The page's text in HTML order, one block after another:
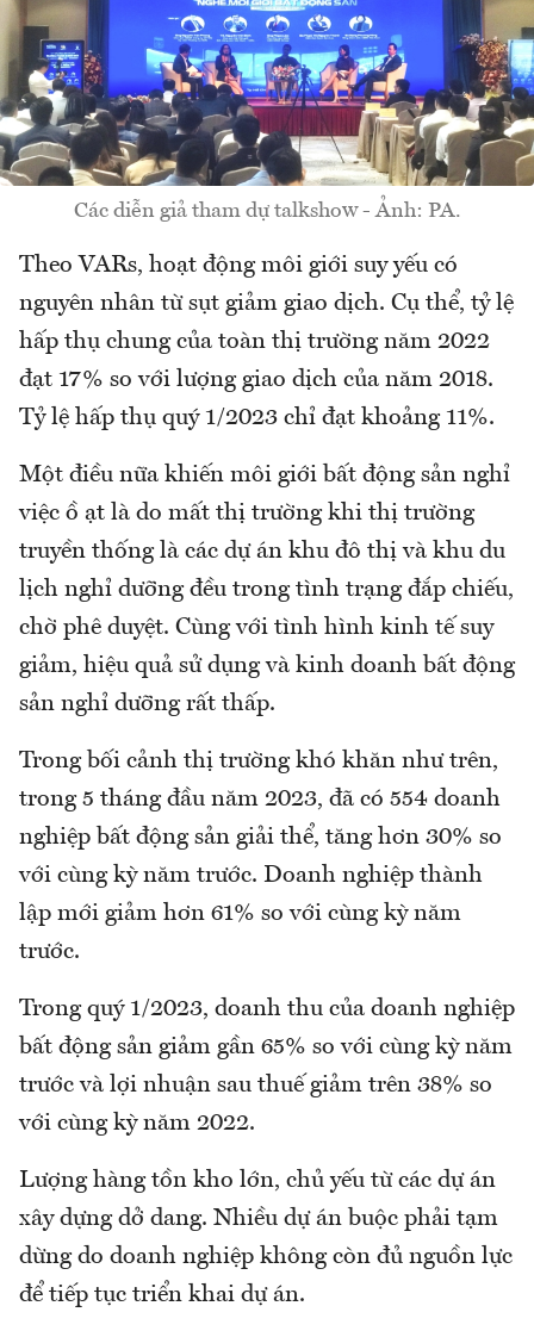
Các diễn giả tham dự talkshow - Ảnh: PA.
Theo VARs, hoạt động môi giới suy yếu có
nguyên nhân từ sụt giảm giao dịch. Cụ thể, tỷ lệ
hấp thụ chung của toàn thị trường năm 2022
đạt 17% so với lượng giao dịch của năm 2018.
Tỷ lệ hấp thụ quý 1/2023 chỉ đạt khoảng 11%.
Một điều nữa khiến môi giới bất động sản nghỉ
việc ồ ạt là do mất thị trường khi thị trường
truyền thống là các dự án khu đô thị và khu du
lịch nghỉ dưỡng đều trong tình trạng đắp chiếu,
chờ phê duyệt. Cùng với tình hình kinh tế suy
giảm, hiệu quả sử dụng và kinh doanh bất động
sản nghỉ dưỡng rất thấp.
Trong bối cảnh thị trường khó khăn như trên,
trong 5 tháng đầu năm 2023, đã có 554 doanh
nghiệp bất động sản giải thể, tăng hơn 30% so
với cùng kỳ năm trước. Doanh nghiệp thành
lập mới giảm hơn 61% so với cùng kỳ năm
trước.
Trong quý 1/2023, doanh thu của doanh nghiệp
bất động sản giảm gần 65% so với cùng kỳ năm
trước và lợi nhuận sau thuế giảm trên 38% so
với cùng kỳ năm 2022.
Lượng hàng tồn kho lớn, chủ yếu từ các dự án
xây dựng dở dang. Nhiều dự án buộc phải tạm
dừng do doanh nghiệp không còn đủ nguồn lực
để tiếp tục triển khai dự án.